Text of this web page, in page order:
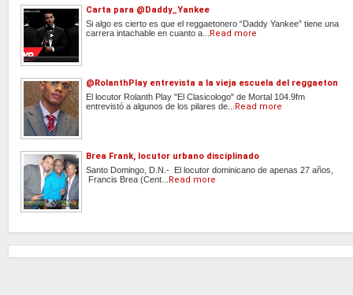
Carta para @Daddy_Yankee
Si algo es cierto es que el reggaetonero “Daddy Yankee” tiene una
carrera intachable en cuanto a...
Read more
@RolanthPlay entrevista a la vieja escuela del reggaeton
El locutor Rolanth Play "El Clasicologo" de Mortal 104.9fm
entrevistó a algunos de los pilares de...
Read more
Brea Frank, locutor urbano disciplinado
Santo Domingo, D.N.- El locutor dominicano de apenas 27 años,
Francis Brea (Cent...
Read more